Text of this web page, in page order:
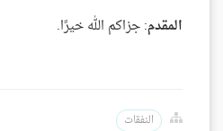
المقدم: جزاكم الله خيرًا.
النفقات